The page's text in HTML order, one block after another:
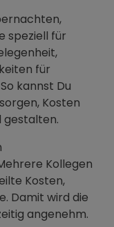
speziell für
für
kannst Du
Kosten
gestalten.
Kollegen
Kosten,
Damit wird die
angenehm.